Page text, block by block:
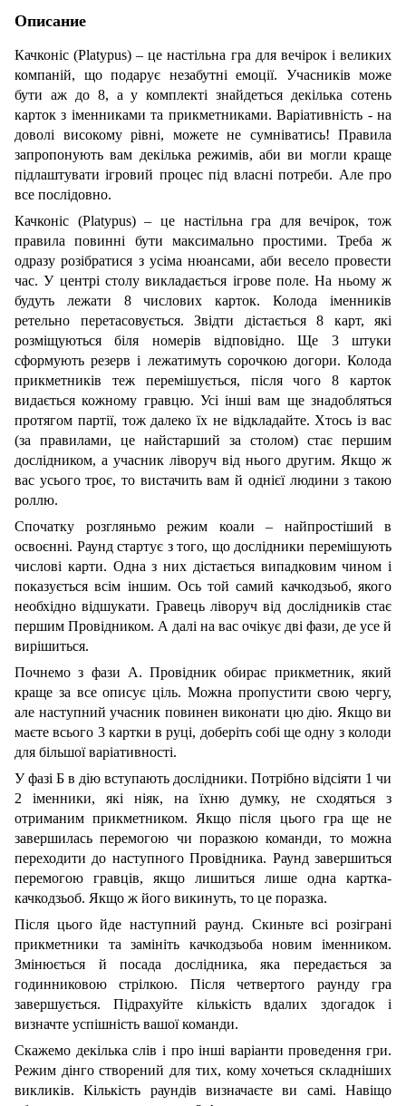
Описание
Качконіс (Platypus) – це настільна гра для вечірок і великих
компаній, що подарує незабутні емоції. Учасників може
бути аж до 8, а у комплекті знайдеться декілька сотень
карток з іменниками та прикметниками. Варіативність - на
доволі високому рівні, можете не сумніватись! Правила
запропонують вам декілька режимів, аби ви могли краще
підлаштувати ігровий процес під власні потреби. Але про
все послідовно.
Качконіс (Platypus)– це настільна гра для вечірок, тож
правила повинні бути максимально простими. Треба ж
одразу розібратися з усіма нюансами, аби весело провести
час. У центрі столу викладається ігрове поле. На ньому ж
будуть лежати 8 числових карток. Колода іменників
ретельно перетасовується. Звідти дістається 8 карт, які
розміщуються біля номерів відповідно. Ще 3 штуки
сформують резерв і лежатимуть сорочкою догори. Колода
прикметників теж перемішується, після чого 8 карток
видається кожному гравцю. Усі інші вам ще знадобляться
протягом партії, тож далеко їх не відкладайте. Хтось із вас
(за правилами, це найстарший за столом) стає першим
дослідником, а учасник ліворуч від нього другим. Якщо ж
вас усього троє, то вистачить вам й однієї людини з такою
роллю.
Спочатку розгляньмо режим коали – найпростіший в
освоєнні. Раунд стартує з того, що дослідники перемішують
числові карти. Одна з них дістається випадковим чином і
показується всім іншим. Ось той самий качкодзьоб, якого
необхідно відшукати. Гравець ліворуч від дослідників стає
першим Провідником. А далі на вас очікує дві фази, де усе й
вирішиться.
Почнемо з фази А. Провідник обирає прикметник, який
краще за все описує ціль. Можна пропустити свою чергу,
але наступний учасник повинен виконати цю дію. Якщо ви
маєте всього 3 картки в руці, доберіть собі ще одну з колоди
для більшої варіативності.
У фазі Б в дію вступають дослідники. Потрібно відсіяти 1 чи
2 іменники, які ніяк, на їхню думку, не сходяться з
отриманим прикметником. Якщо після цього гра ще не
завершилась перемогою чи поразкою команди, то можна
переходити до наступного Провідника. Раунд завершиться
перемогою гравців, якщо лишиться лише одна картка-
качкодзьоб. Якщо ж його викинуть, то це поразка.
Після цього йде наступний раунд. Скиньте всі розіграні
прикметники та замініть качкодзьоба новим іменником.
Змінюється й посада дослідника, яка передається за
годинниковою стрілкою. Після четвертого раунду гра
завершується. Підрахуйте кількість вдалих здогадок і
визначте успішність вашої команди.
Скажемо декілька слів і про інші варіанти проведення гри.
Режим дінго створений для тих, кому хочеться складніших
викликів. Кількість раундів визначаєте ви самі. Навіщо